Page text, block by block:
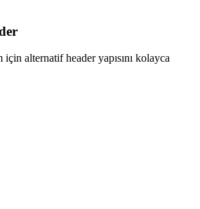
alternatif header yapısını kolayca